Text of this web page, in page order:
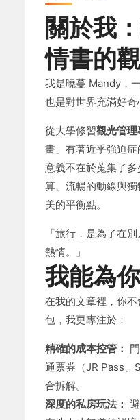
關於我
情書的
我是曉蔓 Mandy，
也是對世界充滿好奇
從大學修習觀光管理
畫」有著近乎強迫
意義不在於蒐集了
算、流暢的動線與
美的平衡點。
「旅行，是為了在
熱情。」
我能為
在我的文章裡，你
包，我更專注於：
精確的成本控管：
通票券（JR Pass、
合拆解。
深度的私房玩法：